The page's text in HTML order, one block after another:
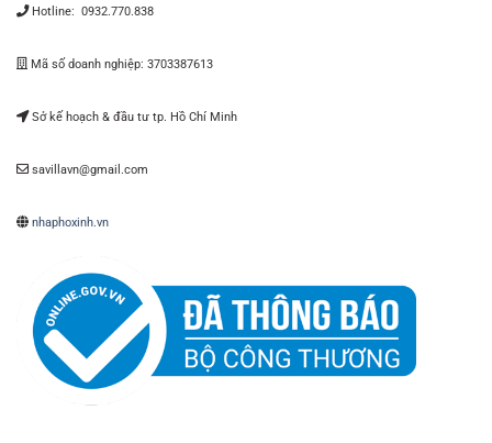
Hotline: 0932.770.838
Mã số doanh nghiệp: 3703387613
Sở kế hoạch & đầu tư tp. Hồ Chí Minh
savillavn@gmail.com
nhaphoxinh.vn